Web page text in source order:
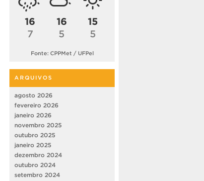
16
7
16
5
15
5
Fonte: CPPMet / UFPel
ARQUIVOS
agosto 2026
fevereiro 2026
janeiro 2026
novembro 2025
outubro 2025
janeiro 2025
dezembro 2024
outubro 2024
setembro 2024